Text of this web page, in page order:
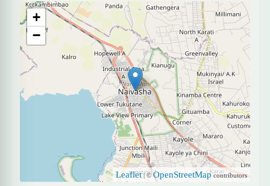
+
−
Leaflet| ©OpenStreetMapcontributors